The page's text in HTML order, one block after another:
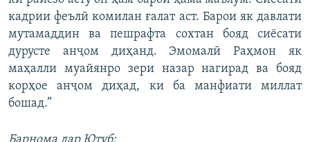
кадрии феълӣ комилан ғалат аст. Барои як давлати
мутамаддин ва пешрафта сохтан бояд сиёсати
дурусте анҷом диҳанд. Эмомалӣ Раҳмон як
маҳалли муайянро зери назар нагирад ва бояд
корҳое анҷом диҳад, ки ба манфиати миллат
бошад.”